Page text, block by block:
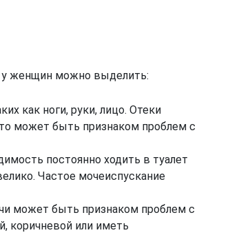
у женщин можно выделить:
как ноги, руки, лицо. Отеки
может быть признаком проблем с
постоянно ходить в туалет
Частое мочеиспускание
может быть признаком проблем с
коричневой или иметь